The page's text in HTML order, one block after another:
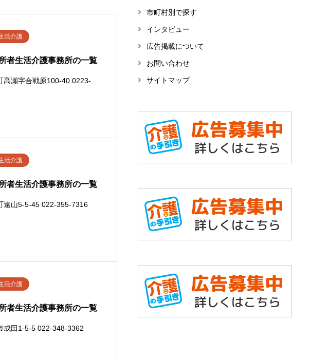
活介護
者生活介護事務所の一覧
高瀬字合戦原100-40 0223-
活介護
者生活介護事務所の一覧
遠山5-5-45 022-355-7316
活介護
者生活介護事務所の一覧
成田1-5-5 022-348-3362
市町村別で探す
インタビュー
広告掲載について
お問い合わせ
サイトマップ